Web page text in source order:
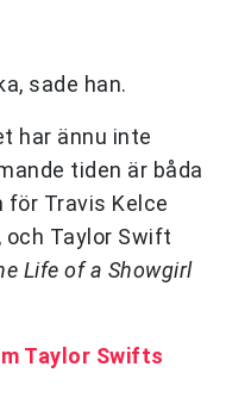
sade han.
har ännu inte
tiden är båda
för Travis Kelce
Taylor Swift
Life of a Showgirl
Taylor Swifts